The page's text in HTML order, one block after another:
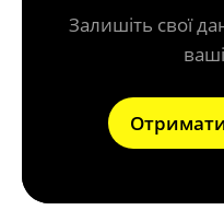
Залишіть свої